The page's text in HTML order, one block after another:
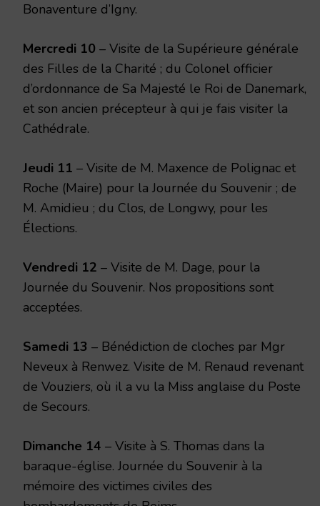
Bonaventure d’Igny.
Mercredi 10 – Visite de la Supérieure générale
des Filles de la Charité ; du Colonel officier
d’ordonnance de Sa Majesté le Roi de Danemark,
et son ancien précepteur à qui je fais visiter la
Cathédrale.
Jeudi 11 – Visite de M. Maxence de Polignac et
Roche (Maire) pour la Journée du Souvenir ; de
M. Amidieu ; du Clos, de Longwy, pour les
Élections.
Vendredi 12 – Visite de M. Dage, pour la
Journée du Souvenir. Nos propositions sont
acceptées.
Samedi 13 – Bénédiction de cloches par Mgr
Neveux à Renwez. Visite de M. Renaud revenant
de Vouziers, où il a vu la Miss anglaise du Poste
de Secours.
Dimanche 14 – Visite à S. Thomas dans la
baraque-église. Journée du Souvenir à la
mémoire des victimes civiles des